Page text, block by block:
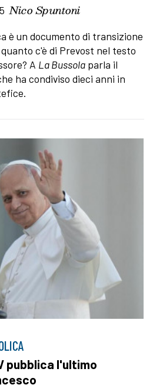
Nico Spuntoni
è un documento di transizione
c'è di Prevost nel testo
A La Bussola parla il
ha condiviso dieci anni in
pubblica l'ultimo